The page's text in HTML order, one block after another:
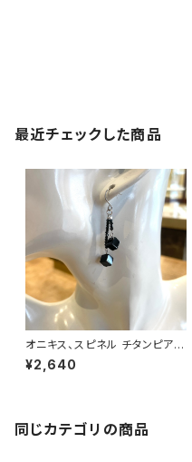
最近チェックした商品
オニキス、スピネル チタンピア
ス No.33105
¥2,640
同じカテゴリの商品